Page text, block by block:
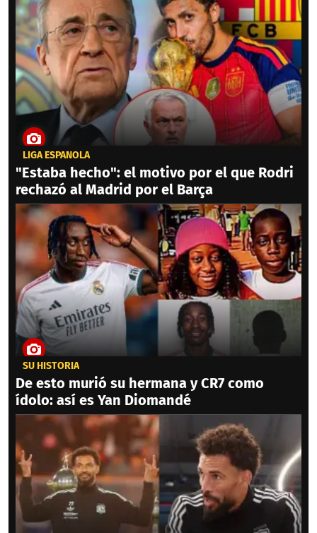
LIGA ESPAÑOLA
"Estaba hecho": el motivo por el que Rodri
rechazó al Madrid por el Barça
SU HISTORIA
De esto murió su hermana y CR7 como
ídolo: así es Yan Diomandé